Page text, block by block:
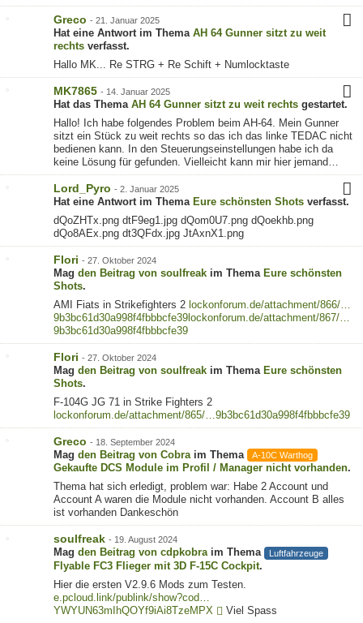
Greco - 21. Januar 2025
Hat eine Antwort im Thema AH 64 Gunner sitzt zu weit
rechts verfasst.
Hallo MK... Re STRG + Re Schift + Numlocktaste
MK7865 - 14. Januar 2025
Hat das Thema AH 64 Gunner sitzt zu weit rechts gestartet.
Hallo! Ich habe folgendes Problem beim AH-64. Mein Gunner
sitzt ein Stück zu weit rechts so das ich das linke TEDAC nicht
bedienen kann. In den Steuerungseinstellungen habe ich da
keine Lösung für gefunden. Vielleicht kann mir hier jemand…
Lord_Pyro - 2. Januar 2025
Hat eine Antwort im Thema Eure schönsten Shots verfasst.
dQoZHTx.png dtF9eg1.jpg dQom0U7.png dQoekhb.png
dQo8AEx.png dt3QFdx.jpg JtAxnX1.png
Flori - 27. Oktober 2024
Mag den Beitrag von soulfreak im Thema Eure schönsten
Shots.
AMI Fiats in Strikefighters 2 lockonforum.de/attachment/866/…
9b3bc61d30a998f4fbbbcfe39lockonforum.de/attachment/867/…
9b3bc61d30a998f4fbbbcfe39
Flori - 27. Oktober 2024
Mag den Beitrag von soulfreak im Thema Eure schönsten
Shots.
F-104G JG 71 in Strike Fighters 2
lockonforum.de/attachment/865/…9b3bc61d30a998f4fbbbcfe39
Greco - 18. September 2024
Mag den Beitrag von Cobra im Thema A-10C Warthog
Gekaufte DCS Module im Profil / Manager nicht vorhanden.
Thema hat sich erledigt, problem war: Habe 2 Account und
Account A waren die Module nicht vorhanden. Account B alles
ist vorhanden Dankeschön
soulfreak - 19. August 2024
Mag den Beitrag von cdpkobraim Thema Luftfahrzeuge
Flyable FC3 Flieger mit 3D F-15C Cockpit.
Hier die ersten V2.9.6 Mods zum Testen.
e.pcloud.link/publink/show?cod…
YWYUN63mIhQOYf9iAi8TzeMPX
Viel Spass